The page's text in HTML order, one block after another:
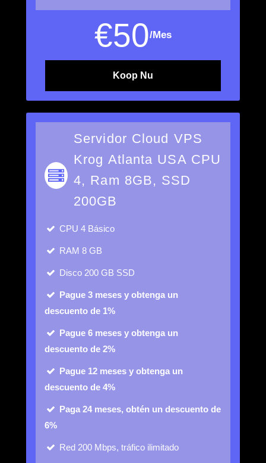
€50/Mes
Koop Nu
Servidor Cloud VPS
Krog Atlanta USA CPU
4, Ram 8GB, SSD
200GB
CPU 4 Básico
RAM 8 GB
Disco 200 GB SSD
Pague 3 meses y obtenga un
descuento de 1%
Pague 6 meses y obtenga un
descuento de 2%
Pague 12 meses y obtenga un
descuento de 4%
Paga 24 meses, obtén un descuento de
6%
Red 200 Mbps, tráfico ilimitado